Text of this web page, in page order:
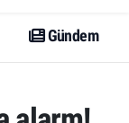
Gündem